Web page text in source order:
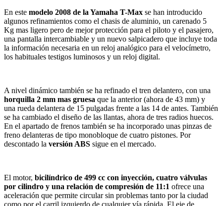
En este modelo 2008 de la Yamaha T-Max se han introducido
algunos refinamientos como el chasis de aluminio, un carenado 5
Kg mas ligero pero de mejor protección para el piloto y el pasajero,
una pantalla intercambiable y un nuevo salpicadero que incluye toda
la información necesaria en un reloj analógico para el velocímetro,
los habituales testigos luminosos y un reloj digital.
A nivel dinámico también se ha refinado el tren delantero, con una
horquilla 2 mm mas gruesa que la anterior (ahora de 43 mm) y
una rueda delantera de 15 pulgadas frente a las 14 de antes. También
se ha cambiado el diseño de las llantas, ahora de tres radios huecos.
En el apartado de frenos también se ha incorporado unas pinzas de
freno delanteras de tipo monobloque de cuatro pistones. Por
descontado la versión ABS sigue en el mercado.
El motor, bicilíndrico de 499 cc con inyección, cuatro válvulas
por cilindro y una relación de compresión de 11:1 ofrece una
aceleración que permite circular sin problemas tanto por la ciudad
como por el carril izquierdo de cualquier vía rápida. El eje de